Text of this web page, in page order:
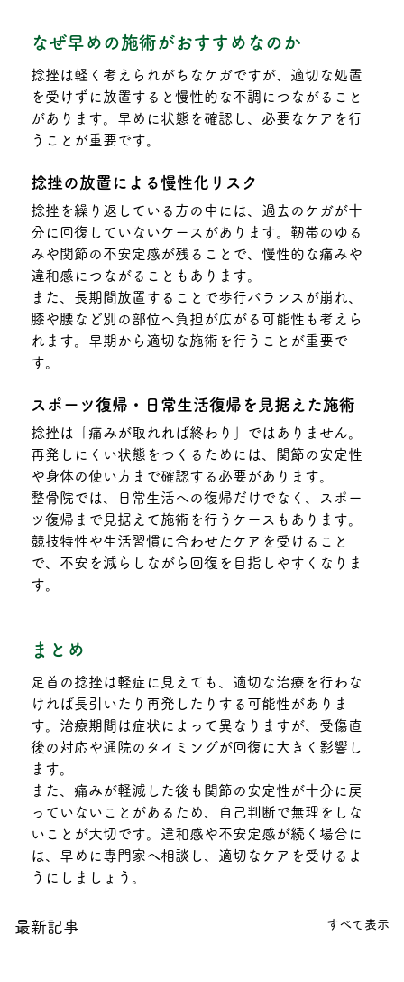
なぜ早めの施術がおすすめなのか
捻挫は軽く考えられがちなケガですが、適切な処置
を受けずに放置すると慢性的な不調につながること
があります。早めに状態を確認し、必要なケアを行
うことが重要です。
捻挫の放置による慢性化リスク
捻挫を繰り返している方の中には、過去のケガが十
分に回復していないケースがあります。靭帯のゆる
みや関節の不安定感が残ることで、慢性的な痛みや
違和感につながることもあります。
また、長期間放置することで歩行バランスが崩れ、
膝や腰など別の部位へ負担が広がる可能性も考えら
れます。早期から適切な施術を行うことが重要で
す。
スポーツ復帰・日常生活復帰を見据えた施術
捻挫は「痛みが取れれば終わり」ではありません。
再発しにくい状態をつくるためには、関節の安定性
や身体の使い方まで確認する必要があります。
整骨院では、日常生活への復帰だけでなく、スポー
ツ復帰まで見据えて施術を行うケースもあります。
競技特性や生活習慣に合わせたケアを受けること
で、不安を減らしながら回復を目指しやすくなりま
す。
まとめ
足首の捻挫は軽症に見えても、適切な治療を行わな
ければ長引いたり再発したりする可能性がありま
す。治療期間は症状によって異なりますが、受傷直
後の対応や通院のタイミングが回復に大きく影響し
ます。
また、痛みが軽減した後も関節の安定性が十分に戻
っていないことがあるため、自己判断で無理をしな
いことが大切です。違和感や不安定感が続く場合に
は、早めに専門家へ相談し、適切なケアを受けるよ
うにしましょう。
最新記事 すべて表示